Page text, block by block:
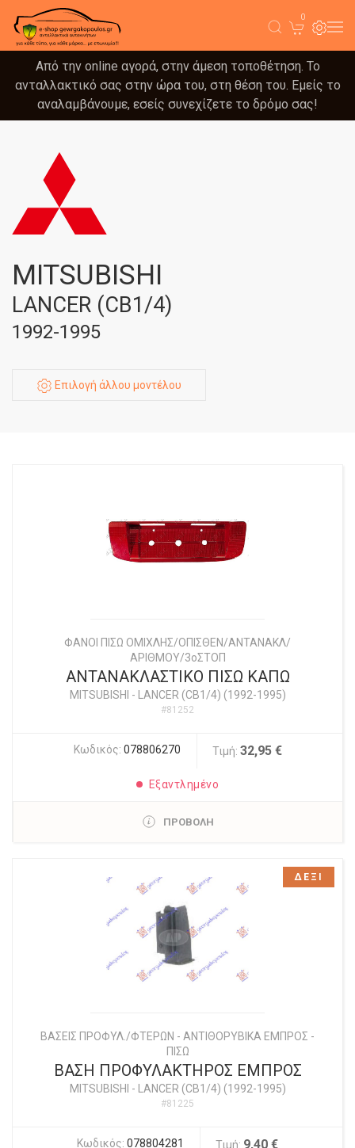
0
Από την online αγορά, στην άμεση τοποθέτηση. Το
ανταλλακτικό σας στην ώρα του, στη θέση του. Εμείς το
αναλαμβάνουμε, εσείς συνεχίζετε το δρόμο σας!
MITSUBISHI
LANCER (CB1/4)
1992-1995
Επιλογή άλλου μοντέλου
ΦΑΝΟΙ ΠΙΣΩ ΟΜΙΧΛΗΣ/ΟΠΙΣΘΕΝ/ΑΝΤΑΝΑΚΛ/
ΑΡΙΘΜΟΥ/3οΣΤΟΠ
ΑΝΤΑΝΑΚΛΑΣΤΙΚΟ ΠΙΣΩ ΚΑΠΩ
MITSUBISHI - LANCER (CB1/4) (1992-1995)
#81252
Κωδικός: 078806270 Τιμή: 32,95 €
Εξαντλημένο
ΠΡΟΒΟΛΗ
ΒΑΣΕΙΣ ΠΡΟΦΥΛ./ΦΤΕΡΩΝ - ΑΝΤΙΘΟΡΥΒΙΚΑ ΕΜΠΡΟΣ -
ΠΙΣΩ
ΒΑΣΗ ΠΡΟΦΥΛΑΚΤΗΡΟΣ ΕΜΠΡΟΣ
MITSUBISHI - LANCER (CB1/4) (1992-1995)
#81225
Κωδικός: 078804281 Τιμή: 9,40 €
ΔΕΞΙ